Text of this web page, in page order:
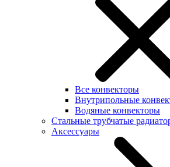
Все конвекторы
Внутрипольные
Водяные конвекторы
Стальные трубчатые
Аксессуары